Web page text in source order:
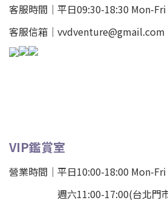
客服時間｜平日09:30-18:30 Mon-Fri
客服信箱｜vvdventure@gmail.com
VIP鑑賞室
營業時間｜平日10:00-18:00 Mon-Fri
週六11:00-17:00(台北門市)(